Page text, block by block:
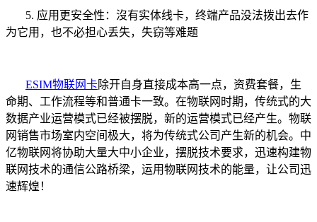
5. 应用更安全性：沒有实体线卡，终端产品没法拨出去作
为它用，也不必担心丢失，失窃等难题
ESIM物联网卡除开自身直接成本高一点，资费套餐，生
命期、工作流程等和普通卡一致。在物联网时期，传统式的大
数据产业运营模式已经被摆脱，新的运营模式已经产生。物联
网销售市场室内空间极大，将为传统式公司产生新的机会。 中
亿物联网将协助大量大中小企业，摆脱技术要求，迅速构建物
联网技术的通信公路桥梁，运用物联网技术的能量，让公司迅
速辉煌！